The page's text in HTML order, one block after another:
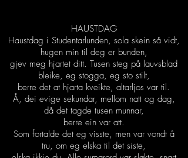
HAUSTDAG
Haustdag i Studentarlunden, sola skein så vidt,
hugen min til deg er bunden,
gjev meg hjartet ditt. Tusen steg på lauvsblad
bleike, eg stogga, eg sto stilt,
berre det at hjarta kveikte, altarljos var til.
Å, dei evige sekundar, mellom natt og dag,
då det tagde tusen munnar,
berre ein var att.
Som fortalde det eg visste, men var vondt å
tru, om eg elska til det siste,